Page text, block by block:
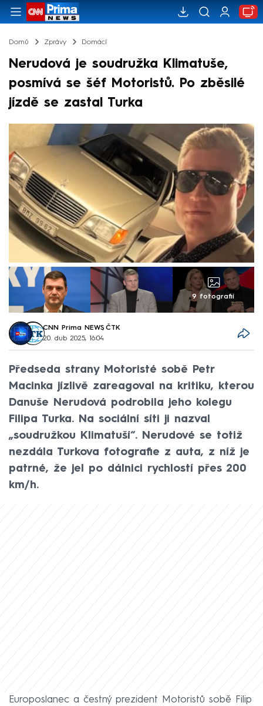
Domů Zprávy Domácí
Nerudová je soudružka Klimatuše,
posmívá se šéf Motoristů. Po zběsilé
jízdě se zastal Turka
9 fotografií
CNN Prima NEWS, ČTK
20. dub 2025, 16:04
Předseda strany Motoristé sobě Petr
Macinka jízlivě zareagoval na kritiku, kterou
Danuše Nerudová podrobila jeho kolegu
Filipa Turka. Na sociální síti ji nazval
„soudružkou Klimatuší“. Nerudové se totiž
nezdála Turkova fotografie z auta, z níž je
patrné, že jel po dálnici rychlostí přes 200
km/h.
Europoslanec a čestný prezident Motoristů sobě Filip